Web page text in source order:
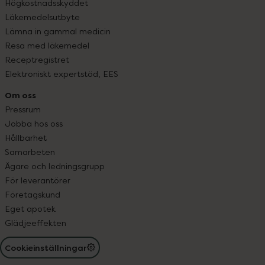
Högkostnadsskyddet
Läkemedelsutbyte
Lämna in gammal medicin
Resa med läkemedel
Receptregistret
Elektroniskt expertstöd, EES
Om oss
Pressrum
Jobba hos oss
Hållbarhet
Samarbeten
Ägare och ledningsgrupp
För leverantörer
Företagskund
Eget apotek
Glädjeeffekten
Cookieinställningar